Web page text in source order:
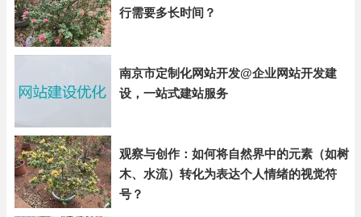
行需要多长时间？
南京市定制化网站开发@企业网站开发建
设，一站式建站服务
观察与创作：如何将自然界中的元素（如树
木、水流）转化为表达个人情绪的视觉符
号？